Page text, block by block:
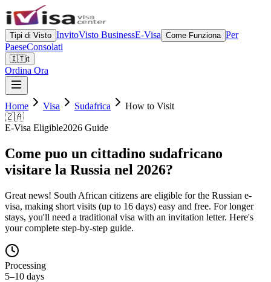
Tipi di Visto InvitoVisto BusinessE-Visa Come Funziona Per
PaeseConsolati
🇮🇹it
Ordina Ora
Home Visa Sudafrica
How to Visit
🇿🇦
E-Visa Eligible2026 Guide
Come puo un cittadino sudafricano
visitare la Russia nel 2026?
Great news! South African citizens are eligible for the Russian e-
visa, making short visits (up to 16 days) easy and free. For longer
stays, you'll need a traditional visa with an invitation letter. Here's
your complete step-by-step guide.
Processing
5–10 days